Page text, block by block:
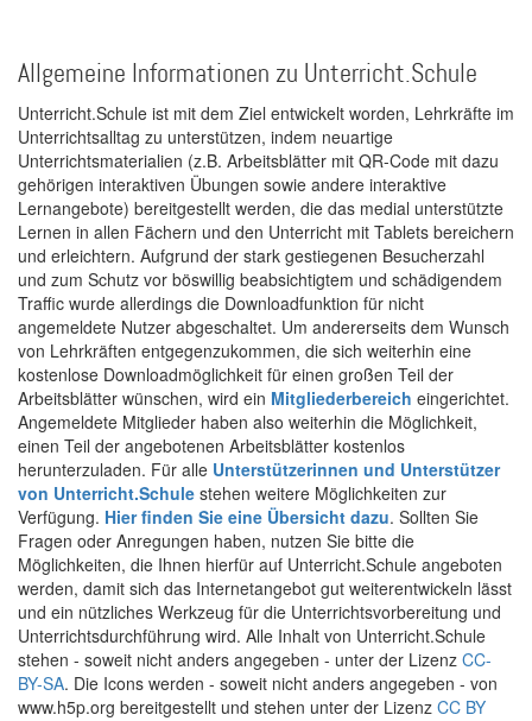
Allgemeine Informationen zu Unterricht.Schule
Unterricht.Schule ist mit dem Ziel entwickelt worden, Lehrkräfte im
Unterrichtsalltag zu unterstützen, indem neuartige
Unterrichtsmaterialien (z.B. Arbeitsblätter mit QR-Code mit dazu
gehörigen interaktiven Übungen sowie andere interaktive
Lernangebote) bereitgestellt werden, die das medial unterstützte
Lernen in allen Fächern und den Unterricht mit Tablets bereichern
und erleichtern. Aufgrund der stark gestiegenen Besucherzahl
und zum Schutz vor böswillig beabsichtigtem und schädigendem
Traffic wurde allerdings die Downloadfunktion für nicht
angemeldete Nutzer abgeschaltet. Um andererseits dem Wunsch
von Lehrkräften entgegenzukommen, die sich weiterhin eine
kostenlose Downloadmöglichkeit für einen großen Teil der
Arbeitsblätter wünschen, wird ein Mitgliederbereich eingerichtet.
Angemeldete Mitglieder haben also weiterhin die Möglichkeit,
einen Teil der angebotenen Arbeitsblätter kostenlos
herunterzuladen. Für alle Unterstützerinnen und Unterstützer
von Unterricht.Schule stehen weitere Möglichkeiten zur
Verfügung. Hier finden Sie eine Übersicht dazu. Sollten Sie
Fragen oder Anregungen haben, nutzen Sie bitte die
Möglichkeiten, die Ihnen hierfür auf Unterricht.Schule angeboten
werden, damit sich das Internetangebot gut weiterentwickeln lässt
und ein nützliches Werkzeug für die Unterrichtsvorbereitung und
Unterrichtsdurchführung wird. Alle Inhalt von Unterricht.Schule
stehen - soweit nicht anders angegeben - unter der Lizenz CC-
BY-SA. Die Icons werden - soweit nicht anders angegeben - von
www.h5p.org bereitgestellt und stehen unter der Lizenz CC BY